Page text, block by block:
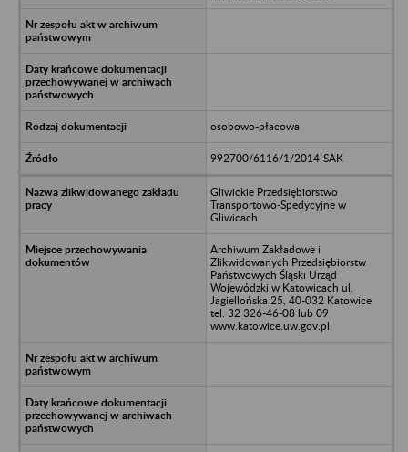
osobowo-płacowa
992700/6116/1/2014-SAK
Gliwickie Przedsiębiorstwo
Transportowo-Spedycyjne w
Gliwicach
Archiwum Zakładowe i
Zlikwidowanych Przedsiębiorstw
Państwowych Śląski Urząd
Wojewódzki w Katowicach ul.
Jagiellońska 25, 40-032 Katowice
tel. 32 326-46-08 lub 09
www.katowice.uw.gov.pl